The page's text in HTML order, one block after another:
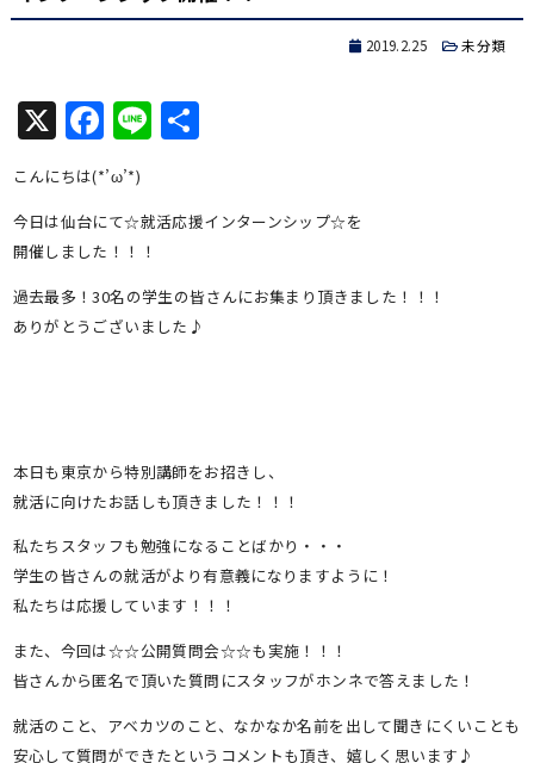
2019.2.25 未分類
X Facebook
Line共
こんにちは(*’ω’*)
今日は仙台にて☆就活応援インターンシップ☆を
開催しました！！！
過去最多！30名の学生の皆さんにお集まり頂きました！！！
ありがとうございました♪
本日も東京から特別講師をお招きし、
就活に向けたお話しも頂きました！！！
私たちスタッフも勉強になることばかり・・・
学生の皆さんの就活がより有意義になりますように！
私たちは応援しています！！！
また、今回は☆☆公開質問会☆☆も実施！！！
皆さんから匿名で頂いた質問にスタッフがホンネで答えました！
就活のこと、アベカツのこと、なかなか名前を出して聞きにくいことも
安心して質問ができたというコメントも頂き、嬉しく思います♪